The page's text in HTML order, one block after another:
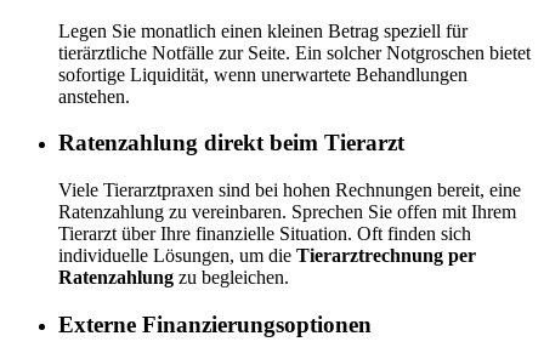
Legen Sie monatlich einen kleinen Betrag speziell für
tierärztliche Notfälle zur Seite. Ein solcher Notgroschen bietet
sofortige Liquidität, wenn unerwartete Behandlungen
anstehen.
Ratenzahlung direkt beim Tierarzt
Viele Tierarztpraxen sind bei hohen Rechnungen bereit, eine
Ratenzahlung zu vereinbaren. Sprechen Sie offen mit Ihrem
Tierarzt über Ihre finanzielle Situation. Oft finden sich
individuelle Lösungen, um die Tierarztrechnung per
Ratenzahlung zu begleichen.
Externe Finanzierungsoptionen